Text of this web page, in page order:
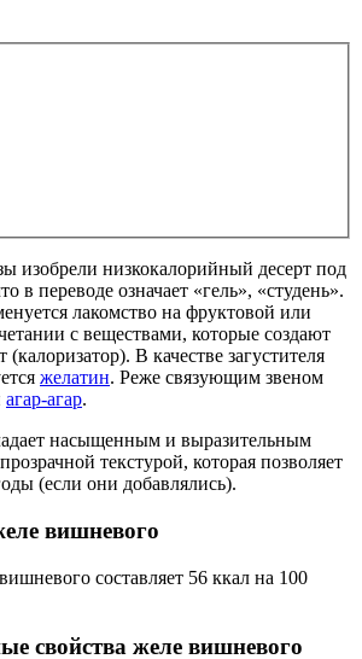
изобрели низкокалорийный десерт под
в переводе означает «гель», «студень».
лакомство на фруктовой или
с веществами, которые создают
В качестве загустителя
желатин. Реже связующим звеном
агар-агар.
насыщенным и выразительным
текстурой, которая позволяет
(если они добавлялись).
вишневого
составляет 56 ккал на 100
свойства желе вишневого